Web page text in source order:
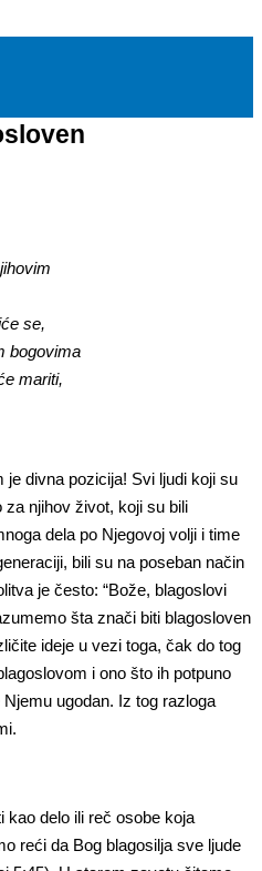
se,
bogovima
mariti,
je divna pozicija! Svi ljudi koji su
za njihov život, koji su bili
dela po Njegovoj volji i time
bili su na poseban način
je često: “Bože, blagoslovi
šta znači biti blagosloven
ideje u vezi toga, čak do tog
i ono što ih potpuno
ugodan. Iz tog razloga
kao delo ili reč osobe koja
reći da Bog blagosilja sve ljude